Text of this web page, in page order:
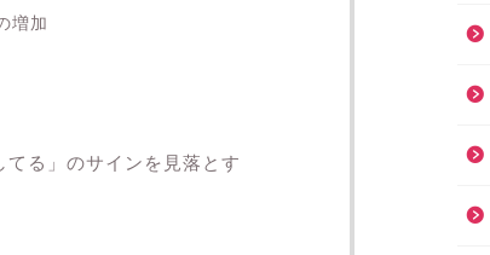
増加
る」のサインを見落とす